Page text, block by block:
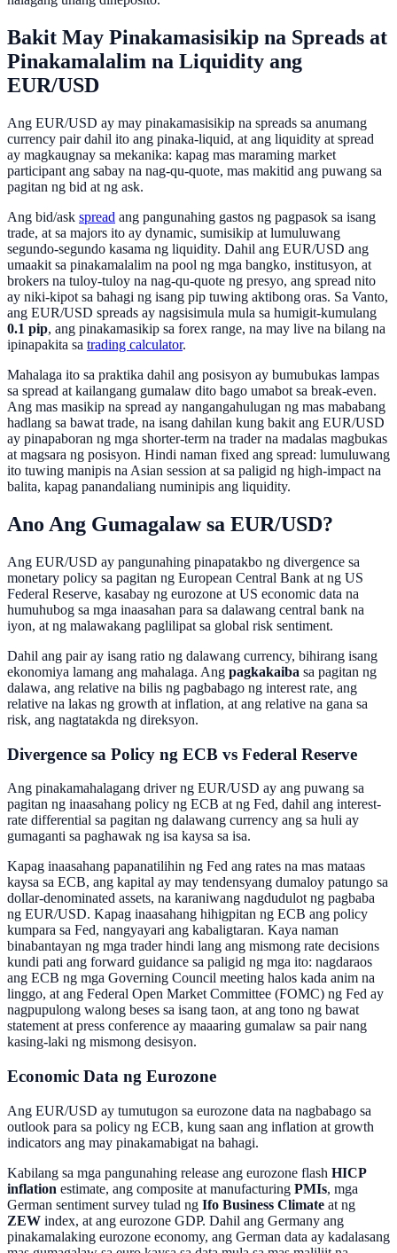
Bakit May Pinakamasisikip na Spreads at
Pinakamalalim na Liquidity ang
EUR/USD
Ang EUR/USD ay may pinakamasisikip na spreads sa anumang
currency pair dahil ito ang pinaka-liquid, at ang liquidity at spread
ay magkaugnay sa mekanika: kapag mas maraming market
participant ang sabay na nag-qu-quote, mas makitid ang puwang sa
pagitan ng bid at ng ask.
Ang bid/ask spread ang pangunahing gastos ng pagpasok sa isang
trade, at sa majors ito ay dynamic, sumisikip at lumuluwang
segundo-segundo kasama ng liquidity. Dahil ang EUR/USD ang
umaakit sa pinakamalalim na pool ng mga bangko, institusyon, at
brokers na tuloy-tuloy na nag-qu-quote ng presyo, ang spread nito
ay niki-kipot sa bahagi ng isang pip tuwing aktibong oras. Sa Vanto,
ang EUR/USD spreads ay nagsisimula mula sa humigit-kumulang
0.1 pip, ang pinakamasikip sa forex range, na may live na bilang na
ipinapakita sa trading calculator.
Mahalaga ito sa praktika dahil ang posisyon ay bumubukas lampas
sa spread at kailangang gumalaw dito bago umabot sa break-even.
Ang mas masikip na spread ay nangangahulugan ng mas mababang
hadlang sa bawat trade, na isang dahilan kung bakit ang EUR/USD
ay pinapaboran ng mga shorter-term na trader na madalas magbukas
at magsara ng posisyon. Hindi naman fixed ang spread: lumuluwang
ito tuwing manipis na Asian session at sa paligid ng high-impact na
balita, kapag panandaliang numinipis ang liquidity.
Ano Ang Gumagalaw sa EUR/USD?
Ang EUR/USD ay pangunahing pinapatakbo ng divergence sa
monetary policy sa pagitan ng European Central Bank at ng US
Federal Reserve, kasabay ng eurozone at US economic data na
humuhubog sa mga inaasahan para sa dalawang central bank na
iyon, at ng malawakang paglilipat sa global risk sentiment.
Dahil ang pair ay isang ratio ng dalawang currency, bihirang isang
ekonomiya lamang ang mahalaga. Ang pagkakaiba sa pagitan ng
dalawa, ang relative na bilis ng pagbabago ng interest rate, ang
relative na lakas ng growth at inflation, at ang relative na gana sa
risk, ang nagtatakda ng direksyon.
Divergence sa Policy ng ECB vs Federal Reserve
Ang pinakamahalagang driver ng EUR/USD ay ang puwang sa
pagitan ng inaasahang policy ng ECB at ng Fed, dahil ang interest-
rate differential sa pagitan ng dalawang currency ang sa huli ay
gumaganti sa paghawak ng isa kaysa sa isa.
Kapag inaasahang papanatilihin ng Fed ang rates na mas mataas
kaysa sa ECB, ang kapital ay may tendensyang dumaloy patungo sa
dollar-denominated assets, na karaniwang nagdudulot ng pagbaba
ng EUR/USD. Kapag inaasahang hihigpitan ng ECB ang policy
kumpara sa Fed, nangyayari ang kabaligtaran. Kaya naman
binabantayan ng mga trader hindi lang ang mismong rate decisions
kundi pati ang forward guidance sa paligid ng mga ito: nagdaraos
ang ECB ng mga Governing Council meeting halos kada anim na
linggo, at ang Federal Open Market Committee (FOMC) ng Fed ay
nagpupulong walong beses sa isang taon, at ang tono ng bawat
statement at press conference ay maaaring gumalaw sa pair nang
kasing-laki ng mismong desisyon.
Economic Data ng Eurozone
Ang EUR/USD ay tumutugon sa eurozone data na nagbabago sa
outlook para sa policy ng ECB, kung saan ang inflation at growth
indicators ang may pinakamabigat na bahagi.
Kabilang sa mga pangunahing release ang eurozone flash HICP
inflation estimate, ang composite at manufacturing PMIs, mga
German sentiment survey tulad ng Ifo Business Climate at ng
ZEW index, at ang eurozone GDP. Dahil ang Germany ang
pinakamalaking eurozone economy, ang German data ay kadalasang